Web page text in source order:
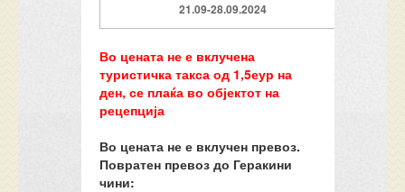
21.09-28.09.2024
Во цената не е вклучена
туристичка такса од 1,5еур на
ден, се плаќа во објектот на
рецепција
Во цената не е вклучен превоз.
Повратен превоз до Геракини
чини: